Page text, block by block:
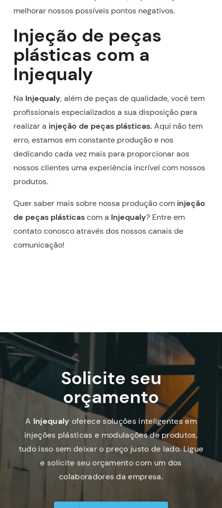
melhorar nossos possíveis pontos negativos.
Injeção de peças
plásticas com a
Injequaly
Na Injequaly, além de peças de qualidade, você tem
profissionais especializados a sua disposição para
realizar a injeção de peças plásticas. Aqui não tem
erro, estamos em constante produção e nos
dedicando cada vez mais para proporcionar aos
nossos clientes uma experiência incrível com nossos
produtos.
Quer saber mais sobre nossa produção cominjeção
de peças plásticascom a Injequaly? Entre em
contato conosco através dos nossos canais de
comunicação!
Solicite seu
orçamento
A Injequaly oferece soluções inteligentes em
injeções plásticas e modulações de produtos,
tudo isso sem deixar o preço justo de lado. Ligue
e solicite seu orçamento com um dos
colaboradores da empresa.